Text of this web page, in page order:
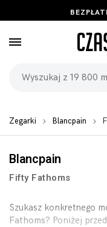
Zegarki Blancpain
Blancpain
Fifty Fathoms
Szukasz konkretnego
Fathoms? Poniżej